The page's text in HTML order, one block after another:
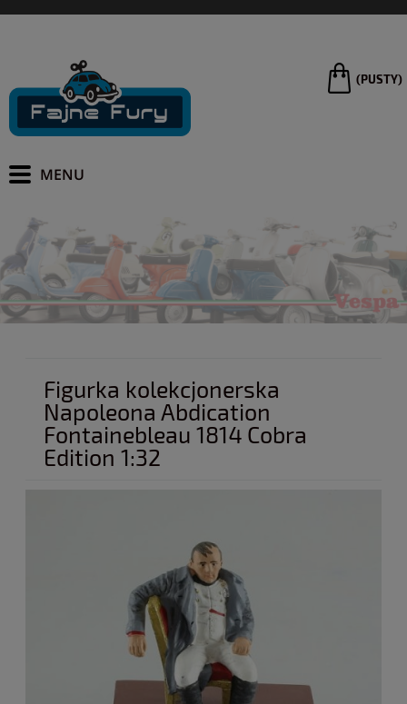
(PUSTY)
Figurka kolekcjonerska
Napoleona Abdication
Fontainebleau 1814 Cobra
Edition 1:32